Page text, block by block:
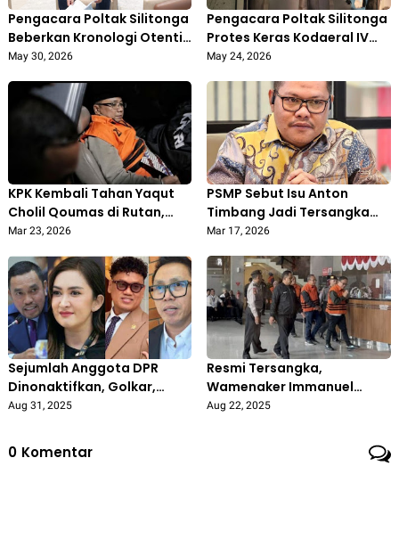
Pengacara Poltak Silitonga
Beberkan Kronologi Otentik
Persolan PT PMM kepada
May 30, 2026
Pengacara Poltak Silitonga
Protes Keras Kodaeral IV
Batam Terkait
Kontainer PT PMM
May 24, 2026
KPK Kembali Tahan Yaqut
Cholil Qoumas di Rutan,
Status Tahanan Rumah
Mar 23, 2026
PSMP Sebut Isu Anton
Timbang Jadi Tersangka
Tak Terverifikasi, Waspadai
Mar 17, 2026
Sejumlah Anggota DPR
Dinonaktifkan, Golkar,
NasDem, dan PAN Ambil
Aug 31, 2025
Resmi Tersangka,
Wamenaker Immanuel
Ebenezer Ditahan KPK
Aug 22, 2025
0 Komentar